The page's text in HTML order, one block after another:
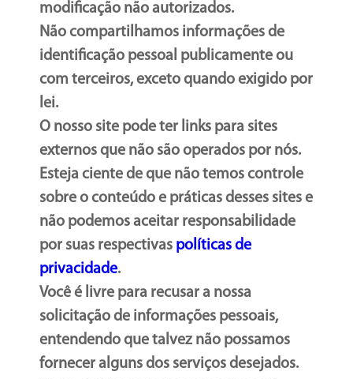
modificação não autorizados.
Não compartilhamos informações de
identificação pessoal publicamente ou
com terceiros, exceto quando exigido por
lei.
O nosso site pode ter links para sites
externos que não são operados por nós.
Esteja ciente de que não temos controle
sobre o conteúdo e práticas desses sites e
não podemos aceitar responsabilidade
por suas respectivas políticas de
privacidade.
Você é livre para recusar a nossa
solicitação de informações pessoais,
entendendo que talvez não possamos
fornecer alguns dos serviços desejados.